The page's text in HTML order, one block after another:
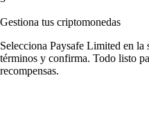
Gestiona tus criptomonedas
Selecciona Paysafe Limited en la
términos y confirma. Todo listo
recompensas.